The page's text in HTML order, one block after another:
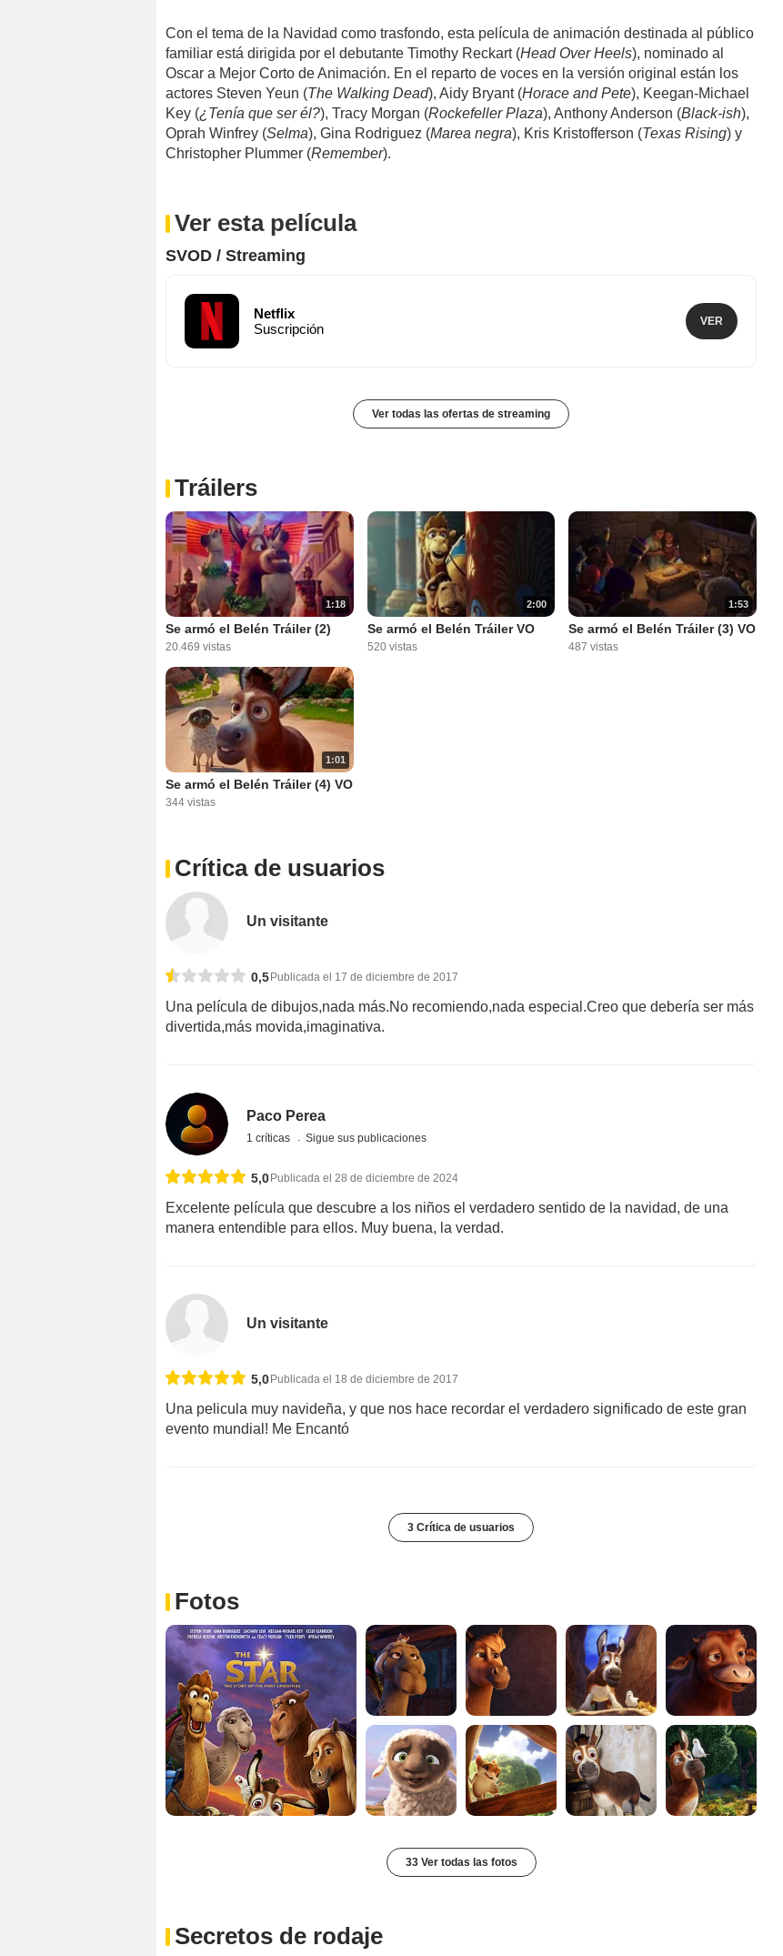
Con el tema de la Navidad como trasfondo, esta película de animación destinada al público
familiar está dirigida por el debutante Timothy Reckart (Head Over Heels), nominado al
Oscar a Mejor Corto de Animación. En el reparto de voces en la versión original están los
actores Steven Yeun (The Walking Dead), Aidy Bryant (Horace and Pete), Keegan-Michael
Key (¿Tenía que ser él?), Tracy Morgan (Rockefeller Plaza), Anthony Anderson (Black-ish),
Oprah Winfrey (Selma), Gina Rodriguez (Marea negra), Kris Kristofferson (Texas Rising) y
Christopher Plummer (Remember).
Ver esta película
SVOD / Streaming
Netflix
Suscripción
VER
Ver todas las ofertas de streaming
Tráilers
1:18
Se armó el Belén Tráiler (2)
20.469 vistas
2:00
Se armó el Belén Tráiler VO
520 vistas
1:53
Se armó el Belén Tráiler (3) VO
487 vistas
1:01
Se armó el Belén Tráiler (4) VO
344 vistas
Crítica de usuarios
Un visitante
0,5 Publicada el 17 de diciembre de 2017
Una película de dibujos,nada más.No recomiendo,nada especial.Creo que debería ser más
divertida,más movida,imaginativa.
Paco Perea
1 críticas Sigue sus publicaciones
5,0 Publicada el 28 de diciembre de 2024
Excelente película que descubre a los niños el verdadero sentido de la navidad, de una
manera entendible para ellos. Muy buena, la verdad.
Un visitante
5,0 Publicada el 18 de diciembre de 2017
Una pelicula muy navideña, y que nos hace recordar el verdadero significado de este gran
evento mundial! Me Encantó
3 Crítica de usuarios
Fotos
33 Ver todas las fotos
Secretos de rodaje